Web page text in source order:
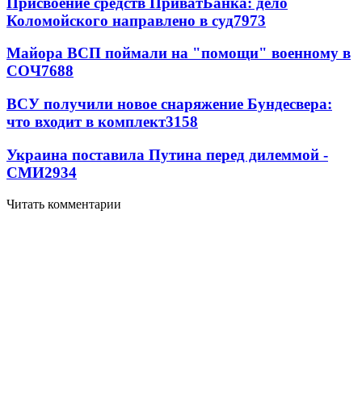
Коломойского направлено в суд7973
Майора ВСП поймали на "помощи" военному в
СОЧ7688
ВСУ получили новое снаряжение Бундесвера:
что входит в комплект3158
Украина поставила Путина перед дилеммой -
СМИ2934
Читать комментарии